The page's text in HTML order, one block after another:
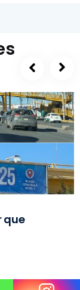
que